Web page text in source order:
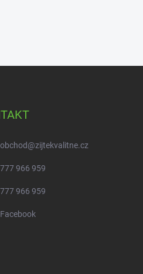
obchod@zijtekvalitne.cz
777 966 959
777 966 959
Facebook